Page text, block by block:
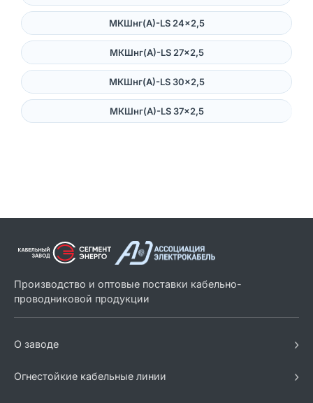
МКШнг(А)-LS 24×2,5
МКШнг(А)-LS 27×2,5
МКШнг(А)-LS 30×2,5
МКШнг(А)-LS 37×2,5
Производство и оптовые поставки кабельно-
проводниковой продукции
О заводе ›
Огнестойкие кабельные линии ›